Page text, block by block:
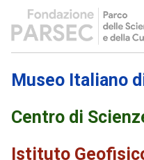
Museo Italiano
Centro di
Istituto